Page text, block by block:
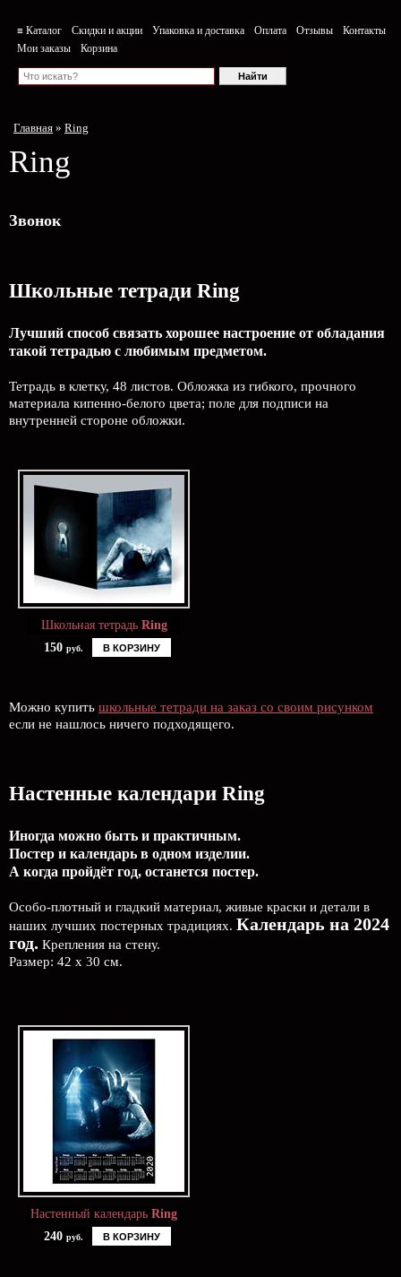
≡ Каталог Скидки и акции Упаковка и доставка Оплата Отзывы
Контакты
Мои заказы
Корзина
Главная » Ring
Ring
Звонок
Школьные тетради Ring
Лучший способ связать хорошее настроение от обладания
такой тетрадью c любимым предметом.
Тетрадь в клетку, 48 листов. Обложка из гибкого, прочного
материала кипенно-белого цвета; поле для подписи на
внутренней стороне обложки.
Школьная тетрадь Ring
150 руб. В КОРЗИНУ
Можно купить школьные тетради на заказ со своим рисунком
если не нашлось ничего подходящего.
Настенные календари Ring
Иногда можно быть и практичным.
Постер и календарь в одном изделии.
А когда пройдёт год, останется постер.
Особо-плотный и гладкий материал, живые краски и детали в
наших лучших постерных традициях. Календарь на 2024
год. Крепления на стену.
Размер: 42 х 30 см.
Настенный календарь Ring
240 руб. В КОРЗИНУ